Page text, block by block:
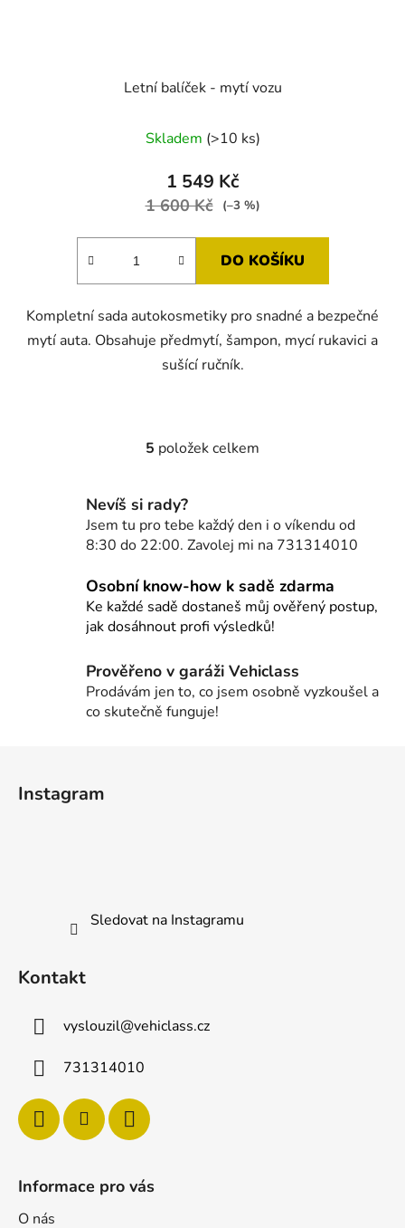
Letní balíček - mytí vozu
Skladem (>10 ks)
1 549 Kč
1 600 Kč (–3 %)
DO KOŠÍKU
Kompletní sada autokosmetiky pro snadné a bezpečné
mytí auta. Obsahuje předmytí, šampon, mycí rukavici a
sušící ručník.
O
á
d
a
í
p
r
k
y
v
5 položek celkem
Nevíš si rady?
Jsem tu pro tebe každý den i o víkendu od
8:30 do 22:00. Zavolej mi na 731314010
Osobní know-how k sadě zdarma
Ke každé sadě dostaneš můj ověřený postup,
jak dosáhnout profi výsledků!
Prověřeno v garáži Vehiclass
Prodávám jen to, co jsem osobně vyzkoušel a
co skutečně funguje!
Instagram
Sledovat na Instagramu
Kontakt
vyslouzil@vehiclass.cz
731314010
Informace pro vás
O nás